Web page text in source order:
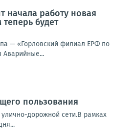
работу новая
будет
— «Горловский филиал ЕРФ по
Аварийные...
пользования
дорожной сети.В рамках